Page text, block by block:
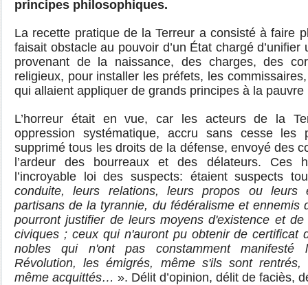
principes philosophiques.
La recette pratique de la Terreur a consisté à faire
faisait obstacle au pouvoir d’un État chargé
provenant de la naissance, des charges, des
religieux, pour installer les préfets, les
qui allaient appliquer de grands principes à la
L’horreur était en vue, car les acteurs de la
oppression systématique, accru sans cesse les
supprimé tous les droits de la défense, envoyé des
l’ardeur des bourreaux et des délateurs. Ces
l’incroyable loi des suspects: étaient suspects
conduite, leurs relations, leurs propos ou leurs
partisans de la tyrannie, du fédéralisme et ennemis
pourront justifier de leurs moyens d'existence et
civiques ; ceux qui n'auront pu obtenir de certificat
nobles qui n'ont pas constamment manifesté
Révolution, les émigrés, même s'ils sont
même acquittés… ». Délit d’opinion, délit de faciès,